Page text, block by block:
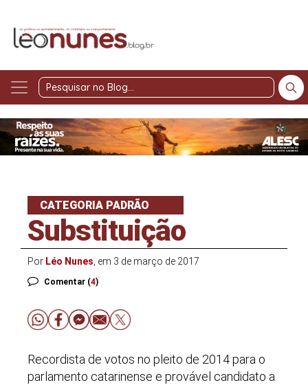
Pesquisar
Blog
CATEGORIA PADRÃO
Substituição
Por Léo Nunes , em 3 de março de 2017
Comentar (4)
Recordista de votos no pleito de 2014 para o
parlamento catarinense e provável candidato a